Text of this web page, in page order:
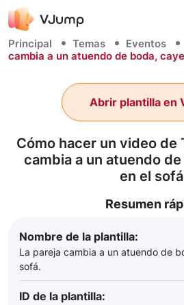
Principal Temas Eventos
cambia a un atuendo de boda,
Cómo hacer un video de
cambia a un atuendo
en el
Abrir plantilla en
Resumen
Nombre de la plantilla:
La pareja cambia a un atuendo de
sofá.
ID de la plantilla: